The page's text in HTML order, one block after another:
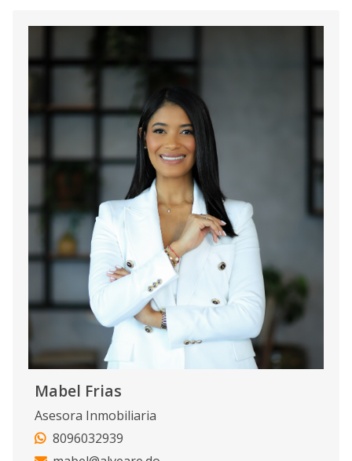
Mabel Frias
Asesora Inmobiliaria
8096032939